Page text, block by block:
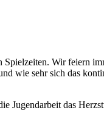
Spielzeiten. Wir feiern
wie sehr sich das
Jugendarbeit das